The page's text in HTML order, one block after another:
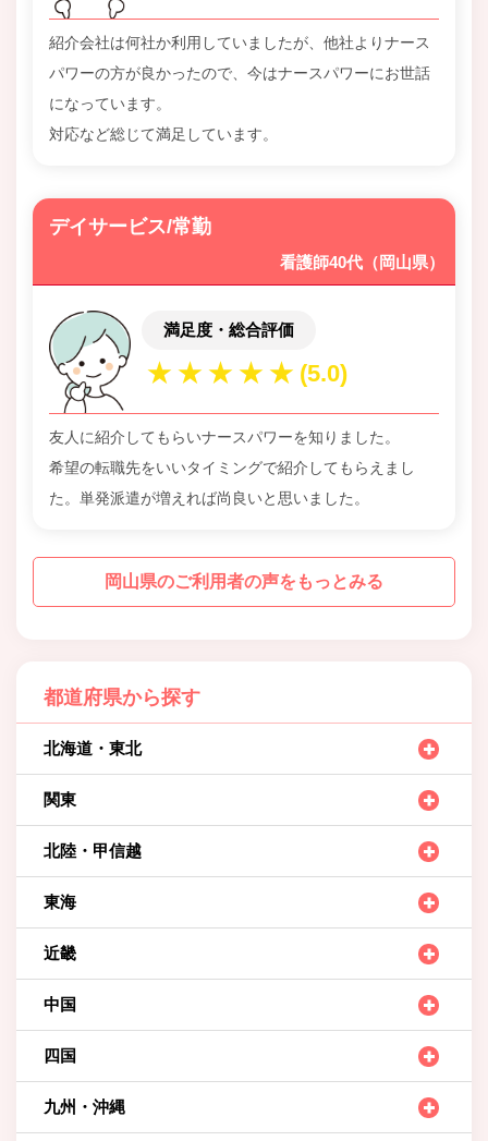
紹介会社は何社か利用していましたが、他社よりナース
パワーの方が良かったので、今はナースパワーにお世話
になっています。
対応など総じて満足しています。
デイサービス/常勤
看護師40代（岡山県）
満足度・総合評価
友人に紹介してもらいナースパワーを知りました。
希望の転職先をいいタイミングで紹介してもらえまし
た。単発派遣が増えれば尚良いと思いました。
岡山県のご利用者の声をもっとみる
都道府県から探す
北海道・東北
関東
北陸・甲信越
東海
近畿
中国
四国
九州・沖縄